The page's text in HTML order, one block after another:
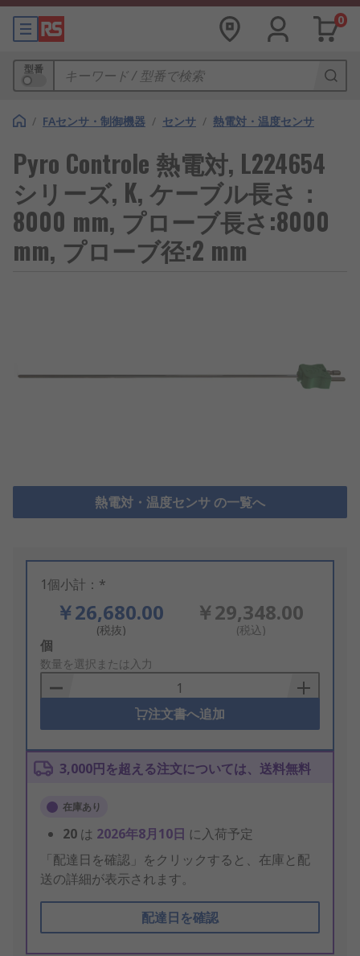
0
型番
/ FAセンサ・制御機器 / センサ / 熱電対・温度センサ
Pyro Controle 熱電対, L224654
シリーズ, K, ケーブル長さ：
8000 mm, プローブ長さ:8000
mm, プローブ径:2 mm
熱電対・温度センサ の一覧へ
1個小計：*
￥26,680.00
(税抜)
￥29,348.00
(税込)
Add
to
Basket
個
数量を選択または入力
注文書へ追加
3,000円を超える注文については、送料無料
在庫あり
20 は 2026年8月10日 に入荷予定
「配達日を確認」をクリックすると、在庫と配
送の詳細が表示されます。
配達日を確認